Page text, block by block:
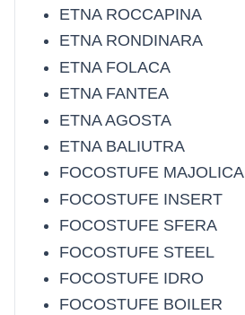
ETNA ROCCAPINA
ETNA RONDINARA
ETNA FOLACA
ETNA FANTEA
ETNA AGOSTA
ETNA BALIUTRA
FOCOSTUFE MAJOLICA
FOCOSTUFE INSERT
FOCOSTUFE SFERA
FOCOSTUFE STEEL
FOCOSTUFE IDRO
FOCOSTUFE BOILER